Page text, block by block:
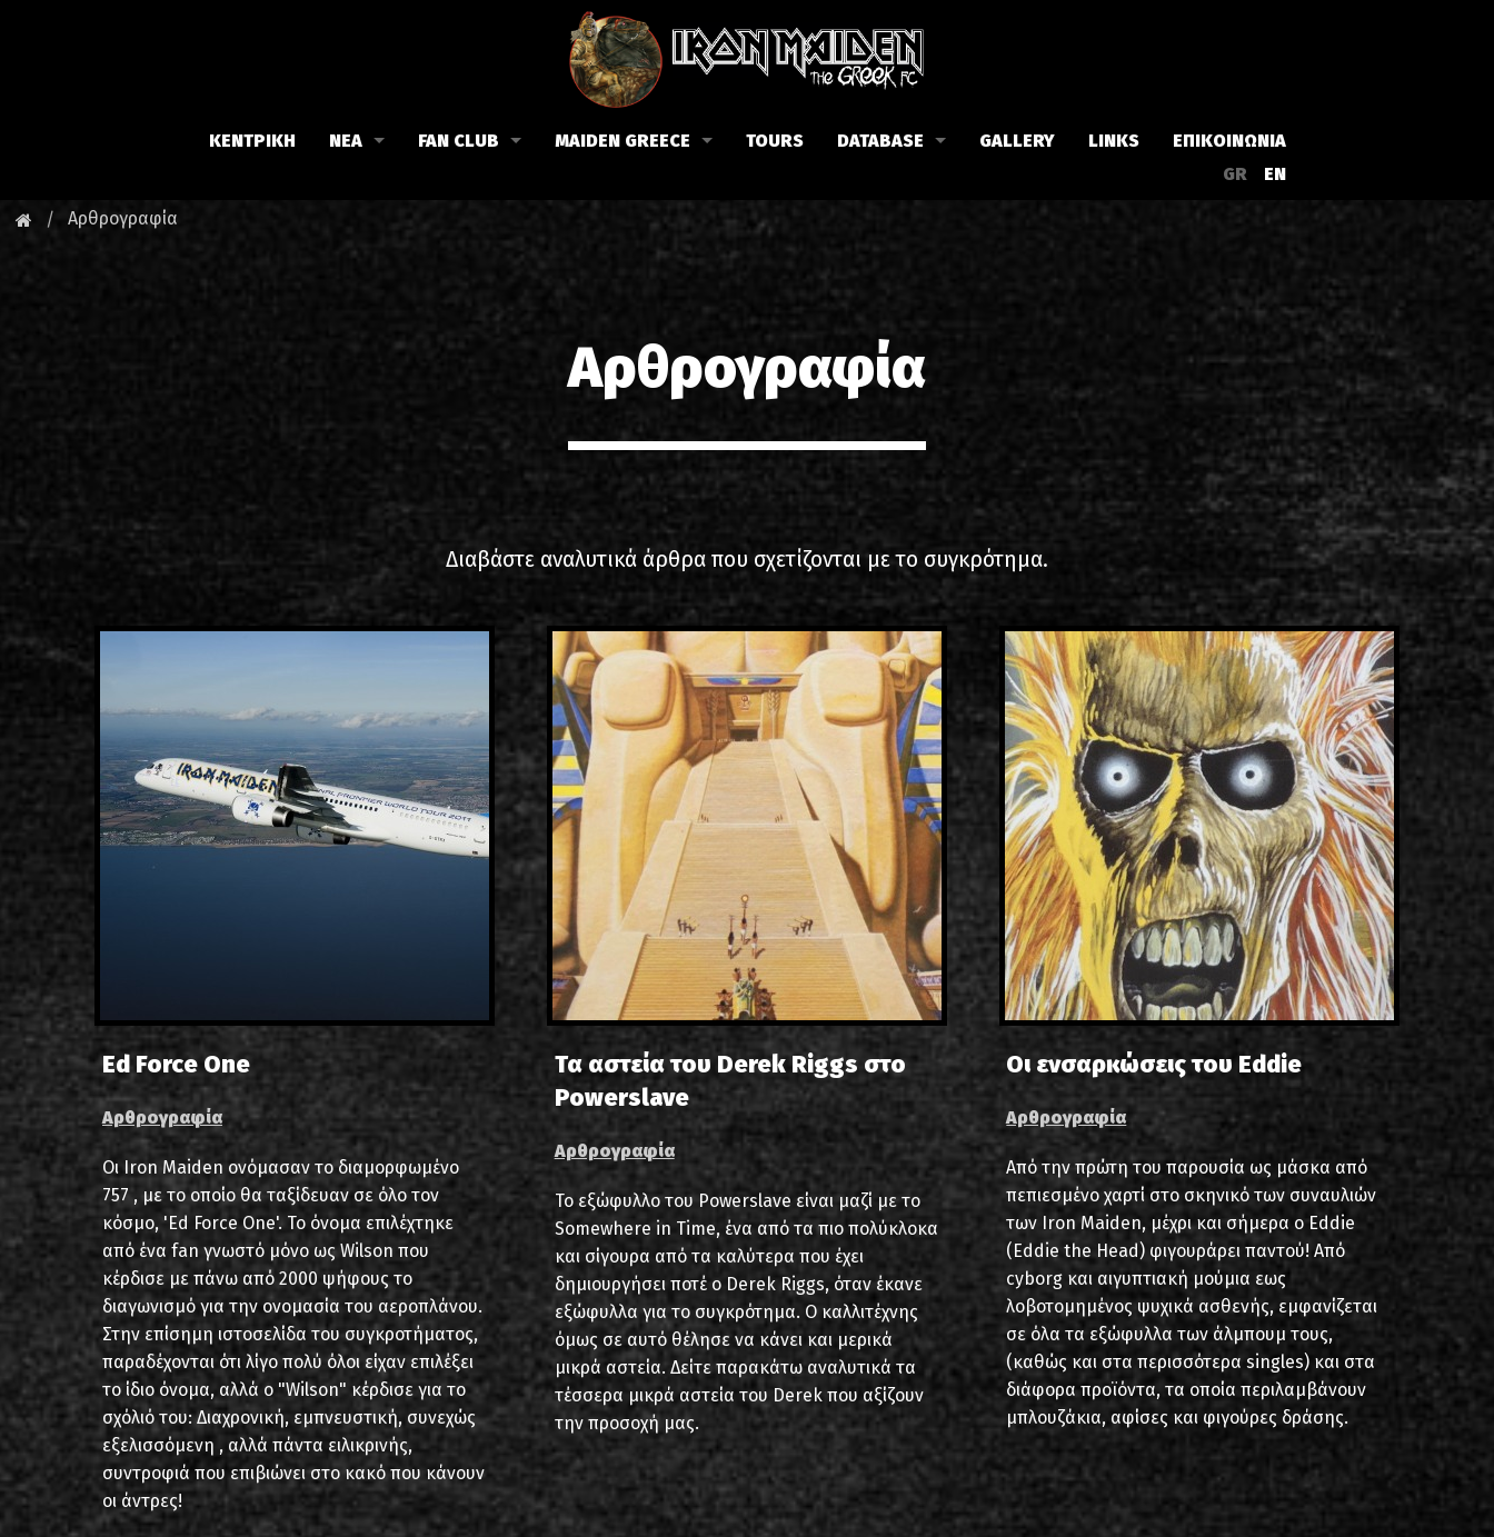
ΚΕΝΤΡΙΚΗ ΝΕΑ FAN CLUB
Νέα του Fan Club
MAIDEN GREECE
Λίστα τραγουδιών στην Ελλάδα
Φωτογραφίες στην Ελλάδα1988-09-13 Νέα Φιλαδέλφεια
1998-09-04 Λυκαβηττός
1999-10-01 Περιστέρι
2008-08-02 Μαλακάσα
2011-06-17 Μαλακάσα
2018-07-20 Μαλακάσα
2022-07-16 Ολυμπιακό Στάδιο
TOURS DATABASE
Δισκογραφία
Συλλογές
Λίστα ηχογραφήσεων
Στίχοι
Κριτικές
Συνεντεύξεις
GALLERY LINKS
ΕΠΙΚΟΙΝΩΝΙΑ
GR
EN
Αρθρογραφία
Αρθρογραφία
Διαβάστε αναλυτικά άρθρα που σχετίζονται με το συγκρότημα.
Ed Force One
Αρθρογραφία
Οι Iron Maiden ονόμασαν το διαμορφωμένο
757 , με το οποίο θα ταξίδευαν σε όλο τον
κόσμο, 'Ed Force One'. Το όνομα επιλέχτηκε
από ένα fan γνωστό μόνο ως Wilson που
κέρδισε με πάνω από 2000 ψήφους το
διαγωνισμό για την ονομασία του αεροπλάνου.
Στην επίσημη ιστοσελίδα του συγκροτήματος,
παραδέχονται ότι λίγο πολύ όλοι είχαν επιλέξει
το ίδιο όνομα, αλλά ο "Wilson" κέρδισε για το
σχόλιό του: Διαχρονική, εμπνευστική, συνεχώς
εξελισσόμενη , αλλά πάντα ειλικρινής,
συντροφιά που επιβιώνει στο κακό που κάνουν
οι άντρες!
Τα αστεία του Derek Riggs στο
Powerslave
Αρθρογραφία
Το εξώφυλλο του Powerslave είναι μαζί με το
Somewhere in Time, ένα από τα πιο πολύκλοκα
και σίγουρα από τα καλύτερα που έχει
δημιουργήσει ποτέ ο Derek Riggs, όταν έκανε
εξώφυλλα για το συγκρότημα. Ο καλλιτέχνης
όμως σε αυτό θέλησε να κάνει και μερικά
μικρά αστεία. Δείτε παρακάτω αναλυτικά τα
τέσσερα μικρά αστεία του Derek που αξίζουν
την προσοχή μας.
Οι ενσαρκώσεις του Eddie
Αρθρογραφία
Από την πρώτη του παρουσία ως μάσκα από
πεπιεσμένο χαρτί στο σκηνικό των συναυλιών
των Iron Maiden, μέχρι και σήμερα ο Eddie
(Eddie the Head) φιγουράρει παντού! Από
cyborg και αιγυπτιακή μούμια εως
λοβοτομημένος ψυχικά ασθενής, εμφανίζεται
σε όλα τα εξώφυλλα των άλμπουμ τους,
(καθώς και στα περισσότερα singles) και στα
διάφορα προϊόντα, τα οποία περιλαμβάνουν
μπλουζάκια, αφίσες και φιγούρες δράσης.